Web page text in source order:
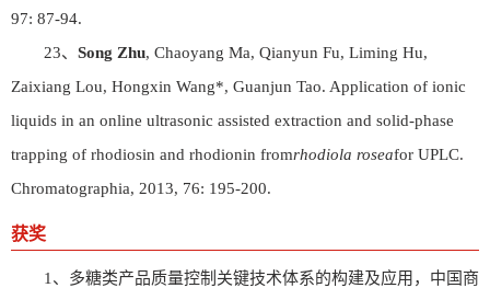
97: 87-94.
23、 Song Zhu, Chaoyang Ma, Qianyun Fu, Liming Hu,
Zaixiang Lou, Hongxin Wang*, Guanjun Tao. Application of ionic
liquids in an online ultrasonic assisted extraction and solid-phase
trapping of rhodiosin and rhodionin fromrhodiola roseafor UPLC.
Chromatographia, 2013, 76: 195-200.
获奖
1、多糖类产品质量控制关键技术体系的构建及应用，中国商